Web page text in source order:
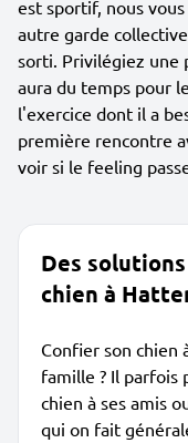
est sportif, nous
autre garde
sorti. Privilégiez une
aura du temps pour
l'exercice dont il a
première rencontre
voir si le feeling
Des
chien à
Confier son chien
famille ? Il parfois
chien à ses amis
qui on fait